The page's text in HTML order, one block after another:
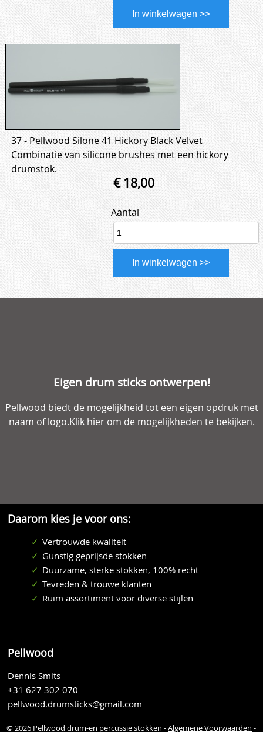
37 - Pellwood Silone 41 Hickory Black Velvet
Combinatie van silicone brushes met een hickory
drumstok.
€ 18,00
Aantal
Eigen drum sticks ontwerpen!
Pellwood biedt de mogelijkheid tot een eigen opdruk met
naam of logo.Klik hierom de mogelijkheden te bekijken.
Daarom kies je voor ons:
Vertrouwde kwaliteit
Gunstig geprijsde stokken
Duurzame, sterke stokken, 100% recht
Tevreden & trouwe klanten
Ruim assortiment voor diverse stijlen
Pellwood
Dennis Smits
+31 627 302 070
pellwood.drumsticks@gmail.com
© 2026 Pellwood drum-en percussie stokken -Algemene Voorwaarden -